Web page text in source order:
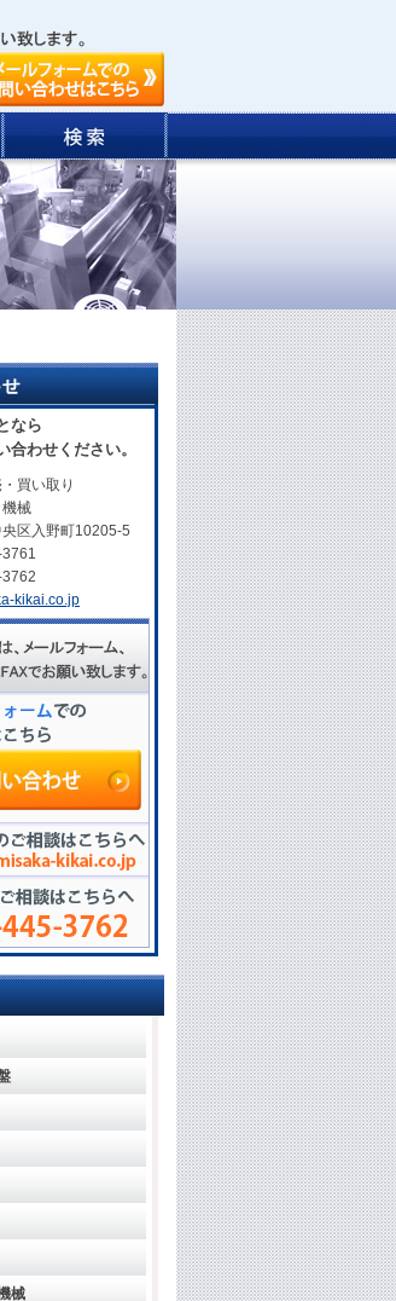
なら
合わせください。
買い取り
械
区入野町10205-5
3762
kikai.co.jp
械